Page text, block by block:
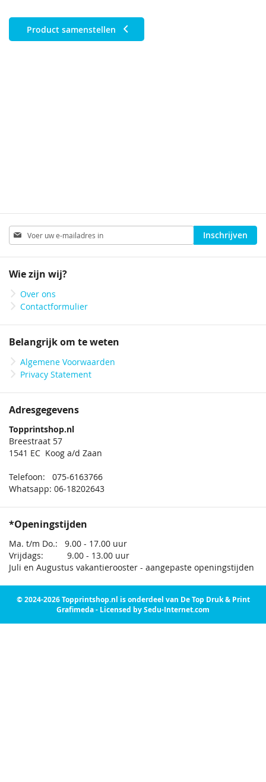
Product samenstellen
Abonneer
u
op
nieuwsbrief
Inschrijven
Wie zijn wij?
Over ons
Contactformulier
Belangrijk om te weten
Algemene Voorwaarden
Privacy Statement
Adresgegevens
Topprintshop.nl
Breestraat 57
1541 EC Koog a/d Zaan
Telefoon: 075-6163766
Whatsapp: 06-18202643
*Openingstijden
Ma. t/m Do.: 9.00 - 17.00 uur
Vrijdags: 9.00 - 13.00 uur
Juli en Augustus vakantierooster - aangepaste openingstijden
© 2024-2026 Topprintshop.nl is onderdeel van De Top Druk & Print
Grafimeda - Licensed by Sedu-Internet.com